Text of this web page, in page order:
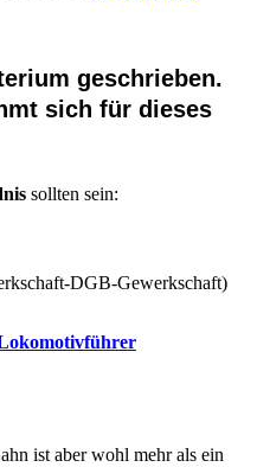
geschrieben.
sich für dieses
sollten sein:
DGB-Gewerkschaft)
ist aber wohl mehr als ein